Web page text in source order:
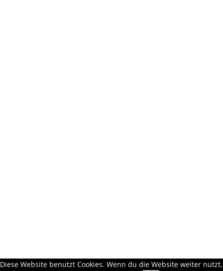
Diese Website benutzt Cookies. Wenn du die Website weiter nutzt,